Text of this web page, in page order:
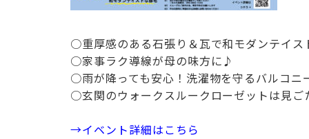
○重厚感のある石張り＆瓦で和モダンテイス
○家事ラク導線が母の味方に♪
○雨が降っても安心！洗濯物を守るバルコニ
○玄関のウォークスルークローゼットは見ご
→イベント詳細はこちら